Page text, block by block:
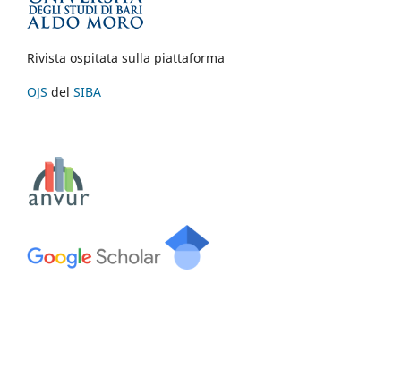
Rivista ospitata sulla piattaforma
OJS del SIBA